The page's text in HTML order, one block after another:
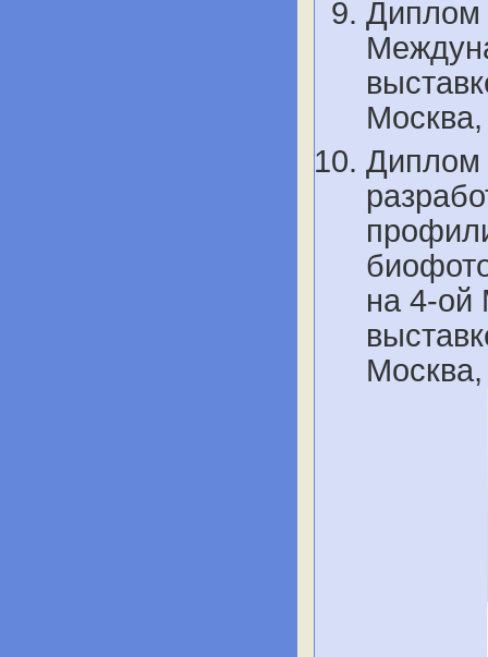
Диплом
Диплом
на 4-ой